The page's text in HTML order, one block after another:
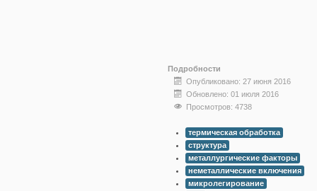
Подробности
Опубликовано: 27 июня 2016
Обновлено: 01 июля 2016
Просмотров: 4738
термическая обработка
структура
металлургические факторы
неметаллические включения
микролегирование